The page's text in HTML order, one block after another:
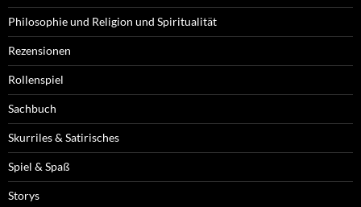
Philosophie und Religion und Spiritualität
Rezensionen
Rollenspiel
Sachbuch
Skurriles & Satirisches
Spiel & Spaß
Storys